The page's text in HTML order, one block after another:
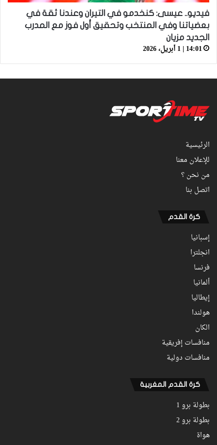
فيديو.. عيسى: كنخدمو في التيران وعندنا ثقة في
بعضياتنا وفي المنتخب وتحقيق أول فوز مع المدرب
الجديد مزيان
14:01 | 1 أبريل، 2026
الرئيسية
للإعلان معنا
من نحن ؟
اتصل بنا
كرة القدم
إسبانيا
انجلترا
فرنسا
ألمانيا
إيطاليا
هولندا
الكان
منافسات إفريقية
منافسات دولية
كرة القدم المغربية
بطولة برو 1
بطولة برو 2
هواة